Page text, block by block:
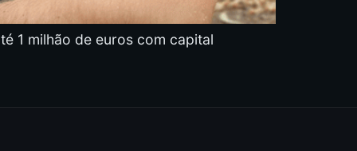
1 milhão de euros com capital